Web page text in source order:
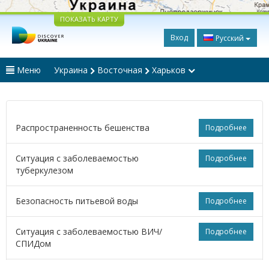
ПОКАЗАТЬ КАРТУ
Вход Русский
Меню Украина Восточная Харьков
Подробнее
Распространенность бешенства
Подробнее
Ситуация с заболеваемостью
туберкулезом
Подробнее
Безопасность питьевой воды
Подробнее
Ситуация с заболеваемостью ВИЧ/
СПИДом